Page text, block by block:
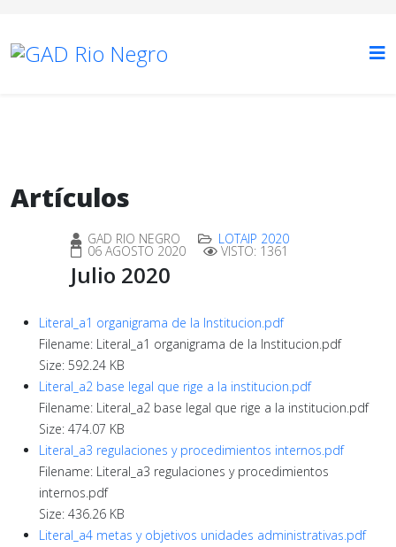
Artículos
GAD RIO NEGRO LOTAIP 2020
06 AGOSTO 2020 VISTO: 1361
Julio 2020
Literal_a1 organigrama de la Institucion.pdf
Filename: Literal_a1 organigrama de la Institucion.pdf
Size: 592.24 KB
Literal_a2 base legal que rige a la institucion.pdf
Filename: Literal_a2 base legal que rige a la institucion.pdf
Size: 474.07 KB
Literal_a3 regulaciones y procedimientos internos.pdf
Filename: Literal_a3 regulaciones y procedimientos
internos.pdf
Size: 436.26 KB
Literal_a4 metas y objetivos unidades administrativas.pdf